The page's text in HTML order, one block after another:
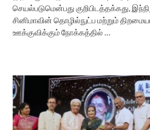
செயல்படுமென்பது குறிபிடத்தக்கது,
சினிமாவின் தொழில்நுட்ப மற்றும்
ஊக்குவிக்கும் நோக்கத்தில் …